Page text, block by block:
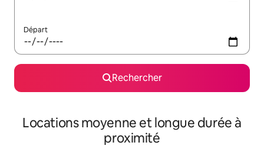
Départ
Rechercher
Locations moyenne et longue durée à
proximité